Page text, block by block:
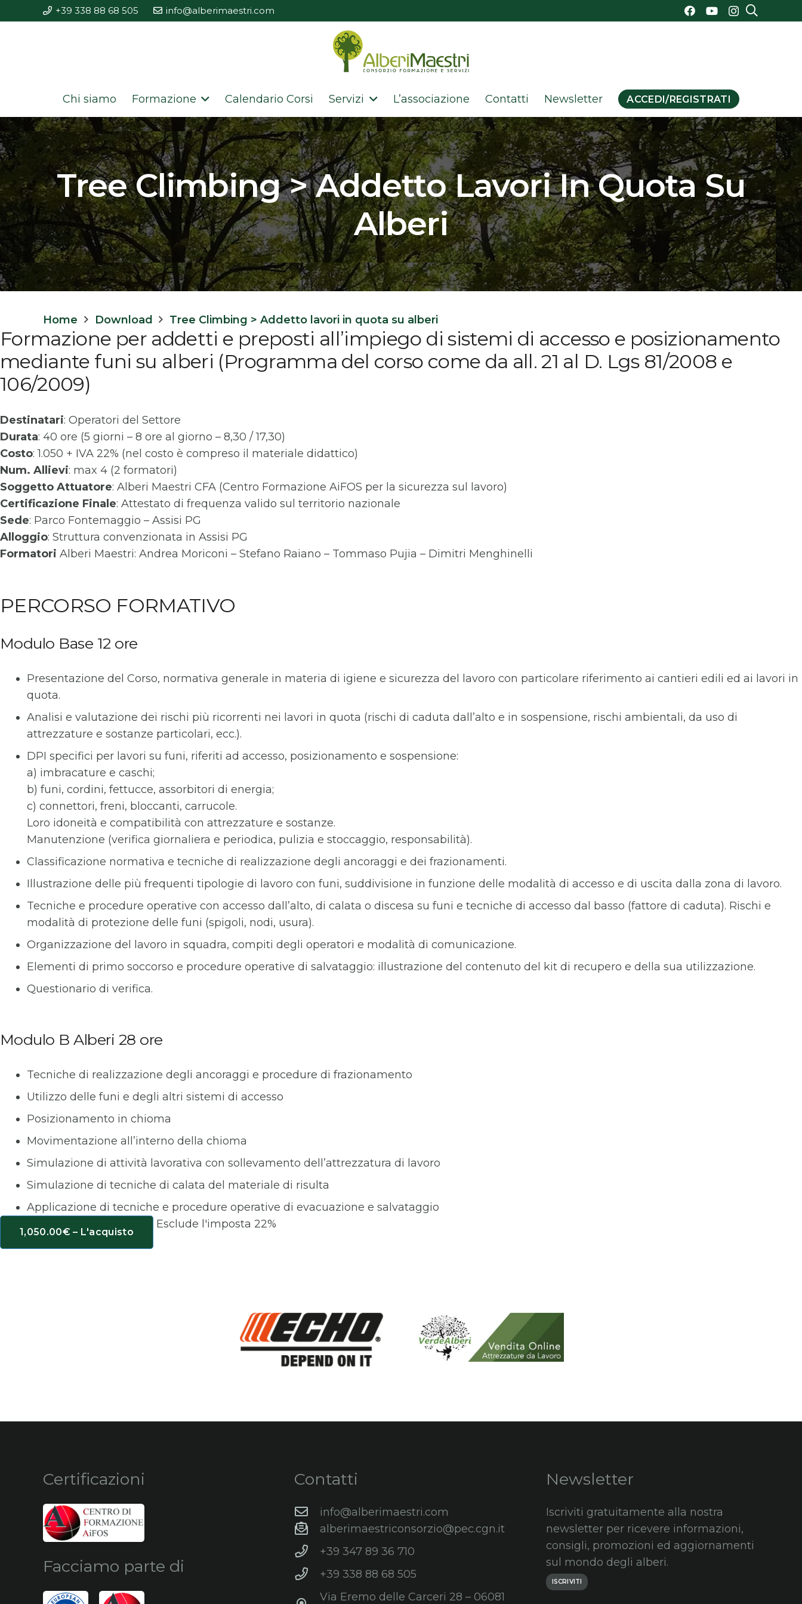
+39 338 88 68 505 info@alberimaestri.com
Chi siamo Formazione Calendario Corsi Servizi L’associazione Contatti Newsletter ACCEDI/REGISTRATI
Tree Climbing > Addetto Lavori In Quota Su
Alberi
Home Download Tree Climbing > Addetto lavori in quota su alberi
Formazione per addetti e preposti all’impiego di sistemi di accesso e posizionamento
mediante funi su alberi (Programma del corso come da all. 21 al D. Lgs 81/2008 e
106/2009)
Destinatari: Operatori del Settore
Durata: 40 ore (5 giorni – 8 ore al giorno – 8,30 / 17,30)
Costo: 1.050 + IVA 22% (nel costo è compreso il materiale didattico)
Num. Allievi: max 4 (2 formatori)
Soggetto Attuatore: Alberi Maestri CFA (Centro Formazione AiFOS per la sicurezza sul lavoro)
Certificazione Finale: Attestato di frequenza valido sul territorio nazionale
Sede: Parco Fontemaggio – Assisi PG
Alloggio: Struttura convenzionata in Assisi PG
Formatori Alberi Maestri: Andrea Moriconi – Stefano Raiano – Tommaso Pujia – Dimitri Menghinelli
PERCORSO FORMATIVO
Modulo Base 12 ore
Presentazione del Corso, normativa generale in materia di igiene e sicurezza del lavoro con particolare riferimento ai cantieri edili ed ai lavori in
quota.
Analisi e valutazione dei rischi più ricorrenti nei lavori in quota (rischi di caduta dall’alto e in sospensione, rischi ambientali, da uso di
attrezzature e sostanze particolari, ecc.).
DPI specifici per lavori su funi, riferiti ad accesso, posizionamento e sospensione:
a) imbracature e caschi;
b) funi, cordini, fettucce, assorbitori di energia;
c) connettori, freni, bloccanti, carrucole.
Loro idoneità e compatibilità con attrezzature e sostanze.
Manutenzione (verifica giornaliera e periodica, pulizia e stoccaggio, responsabilità).
Classificazione normativa e tecniche di realizzazione degli ancoraggi e dei frazionamenti.
Illustrazione delle più frequenti tipologie di lavoro con funi, suddivisione in funzione delle modalità di accesso e di uscita dalla zona di lavoro.
Tecniche e procedure operative con accesso dall’alto, di calata o discesa su funi e tecniche di accesso dal basso (fattore di caduta). Rischi e
modalità di protezione delle funi (spigoli, nodi, usura).
Organizzazione del lavoro in squadra, compiti degli operatori e modalità di comunicazione.
Elementi di primo soccorso e procedure operative di salvataggio: illustrazione del contenuto del kit di recupero e della sua utilizzazione.
Questionario di verifica.
Modulo B Alberi 28 ore
Tecniche di realizzazione degli ancoraggi e procedure di frazionamento
Utilizzo delle funi e degli altri sistemi di accesso
Posizionamento in chioma
Movimentazione all’interno della chioma
Simulazione di attività lavorativa con sollevamento dell’attrezzatura di lavoro
Simulazione di tecniche di calata del materiale di risulta
Applicazione di tecniche e procedure operative di evacuazione e salvataggio
1,050.00€ – L'acquisto
Esclude l'imposta 22%
Certificazioni
Facciamo parte di
Contatti
info@alberimaestri.com
alberimaestriconsorzio@pec.cgn.it
+39 347 89 36 710
+39 338 88 68 505
Via Eremo delle Carceri 28 – 06081
Newsletter
Iscriviti gratuitamente alla nostra
newsletter per ricevere informazioni,
consigli, promozioni ed aggiornamenti
sul mondo degli alberi.
ISCRIVITI